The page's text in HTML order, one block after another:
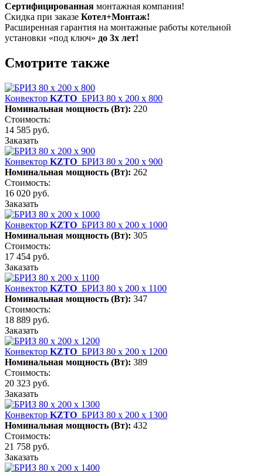
Сертифицированная монтажная компания!
Скидка при заказе Котел+Монтаж!
Расширенная гарантия на монтажные работы котельной
установки «под ключ» до 3х лет!
Смотрите также
Конвектор KZTO БРИЗ 80 х 200 х 800
Номинальная мощность (Вт): 220
Стоимость:
14 585 руб.
Заказать
Конвектор KZTO БРИЗ 80 х 200 х 900
Номинальная мощность (Вт): 262
Стоимость:
16 020 руб.
Заказать
Конвектор KZTO БРИЗ 80 х 200 х 1000
Номинальная мощность (Вт): 305
Стоимость:
17 454 руб.
Заказать
Конвектор KZTO БРИЗ 80 х 200 х 1100
Номинальная мощность (Вт): 347
Стоимость:
18 889 руб.
Заказать
Конвектор KZTO БРИЗ 80 х 200 х 1200
Номинальная мощность (Вт): 389
Стоимость:
20 323 руб.
Заказать
Конвектор KZTO БРИЗ 80 х 200 х 1300
Номинальная мощность (Вт): 432
Стоимость:
21 758 руб.
Заказать